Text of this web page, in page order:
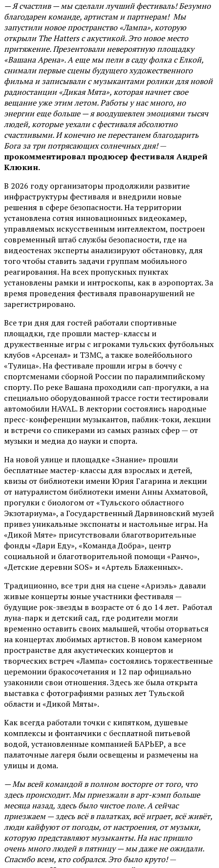
— Я счастлив — мы сделали лучший фестиваль! Безумно
благодарен команде, артистам и партнерам! Мы
запустили новое пространство «Лампа», которую
открыли The Hatters с акустикой. Это новое место
притяжение. Презентовали невероятную площадку
«Вашана Арена». А еще мы пели в саду фолка с Елкой,
снимали первые сцены будущего художественного
фильма и записывали с музыкантами ролики для новой
радиостанции «Дикая Мята», которая начнет свое
вещание уже этим летом. Работы у нас много, но
энергии еще больше — я воодушевлен эмоциями тысяч
людей, которые уехали с фестиваля абсолютно
счастливыми. И конечно не перестанем благодарить
Бога за три потрясающих солнечных дня!—
прокомментировал продюсер фестиваля Андрей
Клюкин.
В 2026 году организаторы продолжили развитие
инфраструктуры фестиваля и внедрили новые
решения в сфере безопасности. На территории
установлена сотня инновационных видеокамер,
управляемых искусственным интеллектом, построен
современный штаб службы безопасности, где на
видеостенах эксперты анализируют обстановку, для
того чтобы ставить задачи группам мобильного
реагирования. На всех пропускных пунктах
установлены рамки и интроскопы, как в аэропортах. За
время проведения фестиваля правонарушений не
зарегистрировано.
Все три дня для гостей работали спортивные
площадки, где прошли мастер-классы и
дружественные игры с игроками тульских футбольных
клубов «Арсенал» и ТЗМС, а также волейбольного
«Тулица». На фестивале прошли игры в боччу с
спортсменами сборной России по паралимпийскому
спорту. По реке Вашана проходили сап-прогулки, а на
специально оборудованной трассе гости тестировали
автомобили HAVAL. В лектории состоялись народные
пресс-конференции музыкантов, паблик-токи, лекции
и встречи со спикерами из самых разных сфер — от
музыки и медиа до науки и спорта.
На новой улице и площадке «Знание» прошли
бесплатные мастер-классы для взрослых и детей,
квизы от библиотеки имени Юрия Гагарина и лекции
от натуралистом библиотеки имени Анны Ахматовой,
прогулки с биологом от «Тульского областного
Экзотариума», а Государственный Дарвиновский музей
привез уникальные экспонаты и настольные игры. На
«Дикой Мяте» присутствовали благотворительные
фонды «Дари Еду», «Команда Добра», центр
социальной и благотворительной помощи «Ранчо»,
«Детские деревни SOS» и «Артель Блаженных».
Традиционно, все три дня на сцене«Ариэль» давали
живые концерты юные участники фестиваля —
будущие рок-звезды в возрасте от 6 до 14 лет. Работал
луна-парк и детский сад, где родители могли
временно оставить своих малышей, чтобы оторваться
на концертах любимых артистов. В новом камерном
пространстве для акустических концертов и
творческих встреч «Лампа» состоялись торжественные
церемонии бракосочетания и 12 пар официально
узаконили свои отношения. Здесь же была открыта
выставка с фотографиями разных лет Тульской
области и «Дикой Мяты».
Как всегда работали точки с кипятком, душевые
комплексы и фонтанчики с бесплатной питьевой
водой, установленные компанией БАРЬЕР, а все
палаточные лагеря были освещены и размечены на
улицы и дома.
— Мы всей командой в полном восторге от того, что
здесь происходит. Мы приезжали в арт-кэмп больше
месяца назад, здесь было чистое поле. А сейчас
приезжаем — здесь всё в палатках, всё играет, всё живёт,
люди кайфуют от погоды, от настроения, от музыки,
которую представляют музыканты. На нас пришло
очень много людей в пятницу — мы даже не ожидали.
Спасибо всем, кто собрался. Это было круто!—